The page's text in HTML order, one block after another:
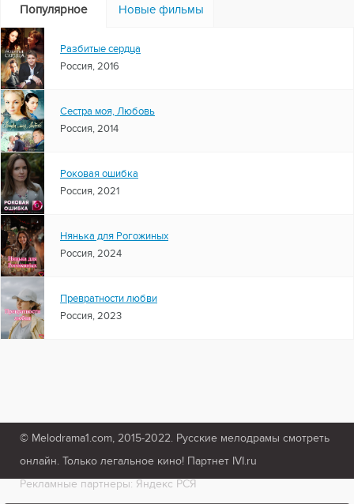
Популярное Новые фильмы
Разбитые сердца
Россия, 2016
Сестра моя, Любовь
Россия, 2014
Роковая ошибка
Россия, 2021
Нянька для Рогожиных
Россия, 2024
Превратности любви
Россия, 2023
© Melodrama1.com, 2015-2022. Русские мелодрамы смотреть
онлайн. Только легальное кино! Партнет IVI.ru
Рекламные партнеры: Яндекс РСЯ